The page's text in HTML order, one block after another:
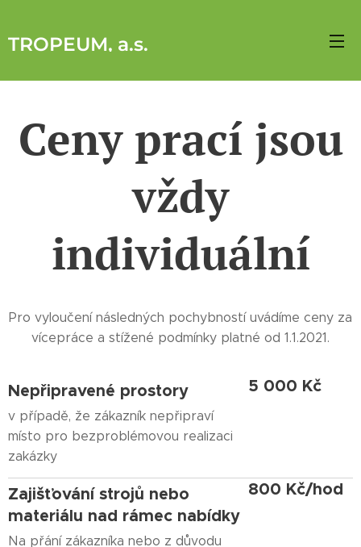
TROPEUM, a.s.
Ceny prací jsou
vždy
individuální
Pro vyloučení následných pochybností uvádíme ceny za
vícepráce a stížené podmínky platné od 1.1.2021.
Nepřipravené prostory
v případě, že zákazník nepřipraví
místo pro bezproblémovou realizaci
zakázky
5 000 Kč
Zajišťování strojů nebo
materiálu nad rámec nabídky
Na přání zákazníka nebo z důvodu
800 Kč/hod